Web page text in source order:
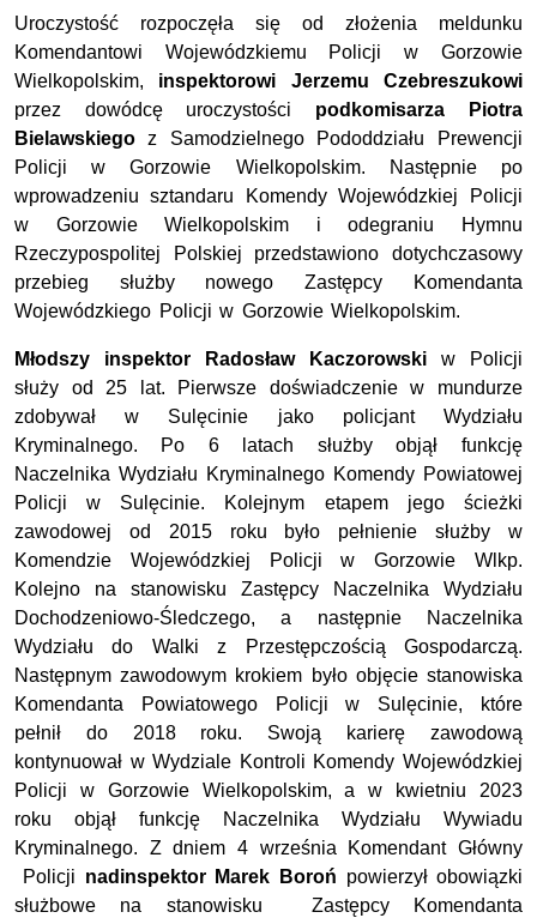
Uroczystość rozpoczęła się od złożenia meldunku
Komendantowi Wojewódzkiemu Policji w Gorzowie
Wielkopolskim, inspektorowi Jerzemu Czebreszukowi
przez dowódcę uroczystości podkomisarza Piotra
Bielawskiego z Samodzielnego Pododdziału Prewencji
Policji w Gorzowie Wielkopolskim. Następnie po
wprowadzeniu sztandaru Komendy Wojewódzkiej Policji
w Gorzowie Wielkopolskim i odegraniu Hymnu
Rzeczypospolitej Polskiej przedstawiono dotychczasowy
przebieg służby nowego Zastępcy Komendanta
Wojewódzkiego Policji w Gorzowie Wielkopolskim.
Młodszy inspektor Radosław Kaczorowski w Policji
służy od 25 lat. Pierwsze doświadczenie w mundurze
zdobywał w Sulęcinie jako policjant Wydziału
Kryminalnego. Po 6 latach służby objął funkcję
Naczelnika Wydziału Kryminalnego Komendy Powiatowej
Policji w Sulęcinie. Kolejnym etapem jego ścieżki
zawodowej od 2015 roku było pełnienie służby w
Komendzie Wojewódzkiej Policji w Gorzowie Wlkp.
Kolejno na stanowisku Zastępcy Naczelnika Wydziału
Dochodzeniowo-Śledczego, a następnie Naczelnika
Wydziału do Walki z Przestępczością Gospodarczą.
Następnym zawodowym krokiem było objęcie stanowiska
Komendanta Powiatowego Policji w Sulęcinie, które
pełnił do 2018 roku. Swoją karierę zawodową
kontynuował w Wydziale Kontroli Komendy Wojewódzkiej
Policji w Gorzowie Wielkopolskim, a w kwietniu 2023
roku objął funkcję Naczelnika Wydziału Wywiadu
Kryminalnego. Z dniem 4 września Komendant Główny
Policji nadinspektor Marek Boroń powierzył obowiązki
służbowe na stanowisku Zastępcy Komendanta